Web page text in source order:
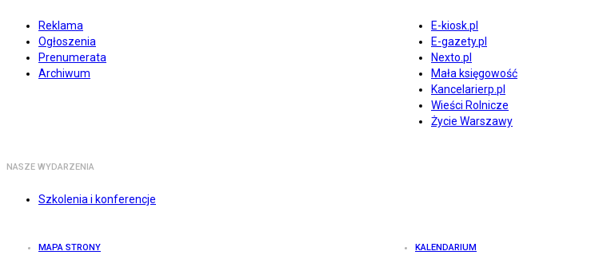
Reklama
Ogłoszenia
Prenumerata
Archiwum
E-kiosk.pl
E-gazety.pl
Nexto.pl
Mała księgowość
Kancelarierp.pl
Wieści Rolnicze
Życie Warszawy
NASZE WYDARZENIA
Szkolenia i konferencje
MAPA STRONY KALENDARIUM